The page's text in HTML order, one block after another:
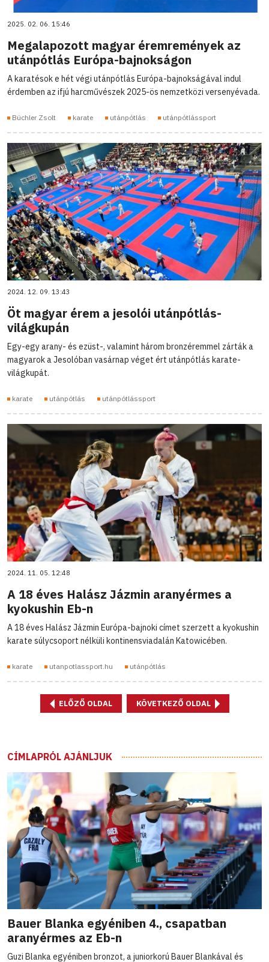
2025. 02. 06. 15:46
Megalapozott magyar éremremények az
utánpótlás Európa-bajnokságon
A karatésok e hét végi utánpótlás Európa-bajnokságával indul
érdemben az ifjú harcművészek 2025-ös nemzetközi versenyévada.
Büchler Zsolt karate utánpótlás utánpótlássport
2024. 12. 09. 13:43
Öt magyar érem a jesolói utánpótlás-
világkupán
Egy-egy arany- és ezüst-, valamint három bronzéremmel zárták a
magyarok a Jesolóban vasárnap véget ért utánpótlás karate-
világkupát.
karate utánpótlás utánpótlássport
2024. 11. 05. 12:48
A 18 éves Halász Jázmin aranyérmes a
kyokushin Eb-n
A 18 éves Halász Jázmin Európa-bajnoki címet szerzett a kyokushin
karate súlycsoport nélküli kontinensviadalán Katowicében.
karate utanpotlassport.hu utánpótlás
ELŐZŐ OLDAL KÖVETKEZŐ OLDAL
CÍMLAPRÓL AJÁNLJUK
Bauer Blanka egyéniben 4., csapatban
aranyérmes az Eb-n
Guzi Blanka egyéniben bronzot, a juniorkorú Bauer Blankával és